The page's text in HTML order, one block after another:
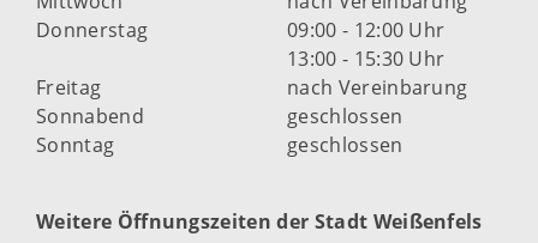
Donnerstag
09:00 - 12:00 Uhr
13:00 - 15:30 Uhr
Freitag
nach Vereinbarung
Sonnabend
geschlossen
Sonntag
geschlossen
Weitere Öffnungszeiten der Stadt Weißenfels